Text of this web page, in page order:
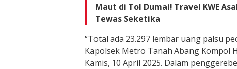
Maut di Tol Dumai! Travel KWE
Tewas Seketika
“Total ada 23.297 lembar uang palsu
Kapolsek Metro Tanah Abang Kompol
Kamis, 10 April 2025. Dalam